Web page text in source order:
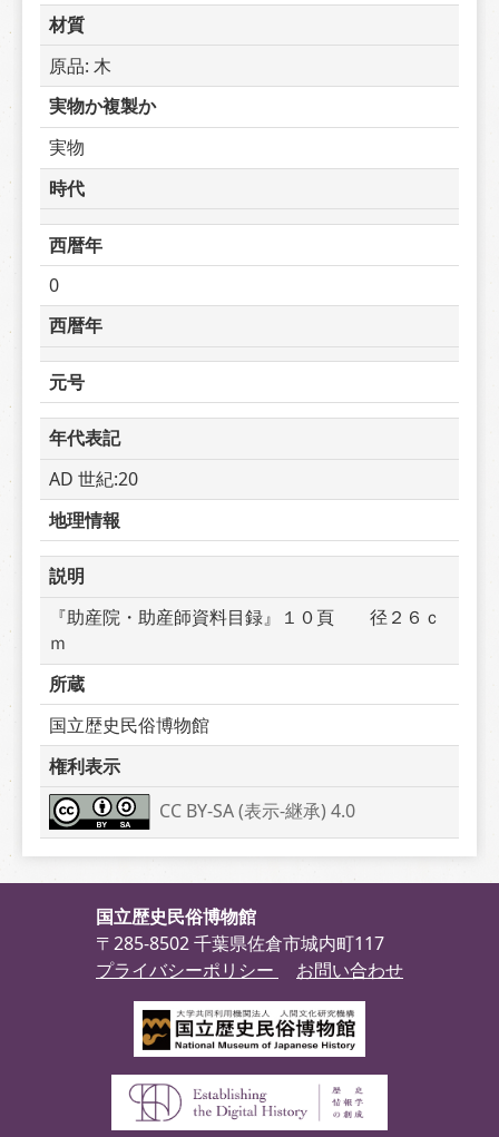
材質
原品: 木
実物か複製か
実物
時代
西暦年
0
西暦年
元号
年代表記
AD 世紀:20
地理情報
説明
『助産院・助産師資料目録』１０頁　　径２６ｃ
ｍ
所蔵
国立歴史民俗博物館
権利表示
CC BY-SA (表示-継承) 4.0
国立歴史民俗博物館
〒285-8502 千葉県佐倉市城内町117
プライバシーポリシー
お問い合わせ